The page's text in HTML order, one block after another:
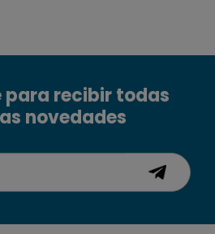
para recibir todas
novedades